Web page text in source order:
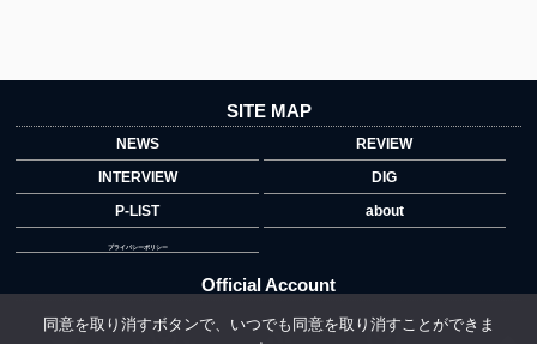
SITE MAP
NEWS
REVIEW
INTERVIEW
DIG
P-LIST
about
プライバシーポリシー
Official Account
同意を取り消すボタンで、いつでも同意を取り消すことができま